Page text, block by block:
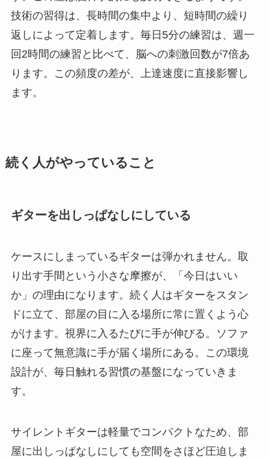
技術の習得は、長時間の集中より、短時間の繰り
返しによって定着します。毎日5分の練習は、週一
回2時間の練習と比べて、脳への刺激回数が7倍あ
ります。この頻度の差が、上達速度に直接影響し
ます。
続く人がやっていること
ギターを出しっぱなしにしている
ケースにしまっているギターは弾かれません。取
り出す手間という小さな摩擦が、「今日はいい
か」の理由になります。続く人はギターをスタン
ドに立て、部屋の目に入る場所に常に置くよう心
がけます。視界に入るたびに手が伸びる。ソファ
に座って無意識に手が届く場所にある。この環境
設計が、毎日触れる習慣の基盤になっていきま
す。
サイレントギターは軽量でコンパクトなため、部
屋に出しっぱなしにしても空間をさほど圧迫しま